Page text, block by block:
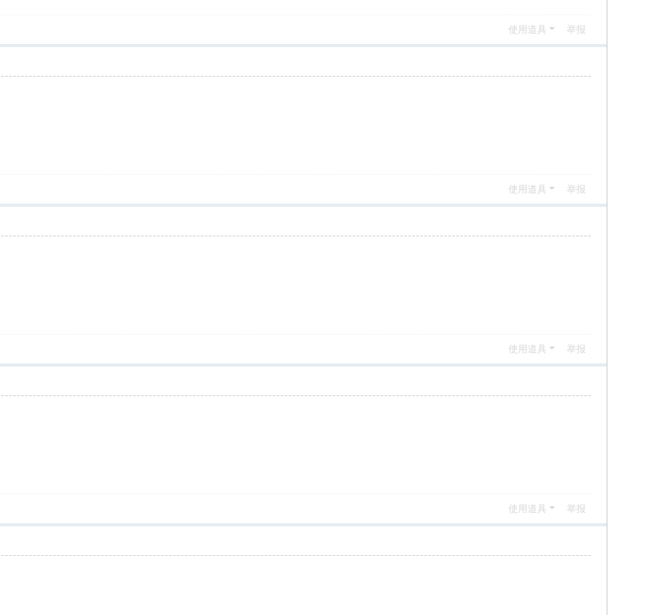
使用道具 举报
使用道具 举报
使用道具 举报
使用道具 举报